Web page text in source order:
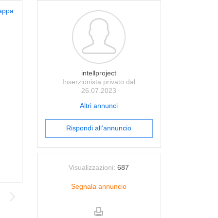
intellproject
Inserzionista privato dal
26.07.2023
Altri annunci
Rispondi all’annuncio
Visualizzazioni: 687
Segnala annuncio